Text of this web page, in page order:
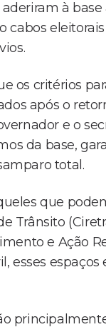
à
cabos
os critérios
após o
e o
da base,
total.
que
Trânsito
e Ação
esses